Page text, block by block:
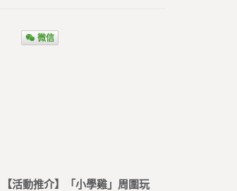
微信
【活動推介】「小學雞」周圍玩